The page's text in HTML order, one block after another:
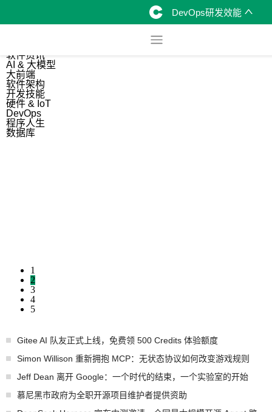
DevOps研发效能
软件资讯
AI & 大模型
大前端
软件架构
开发技能
硬件 & IoT
DevOps
程序人生
数据库
1
2
3
4
5
Gitee AI 队友正式上线，免费领 500 Credits 体验额度
Simon Willison 重新拥抱 MCP：无状态协议如何改变游戏规则
Jeff Dean 离开 Google：一个时代的结束，一个实验室的开始
慕尼黑市政府为全职开源项目维护者提供资助